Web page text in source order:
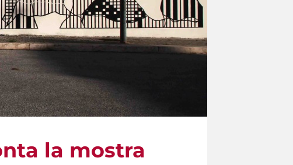
la mostra